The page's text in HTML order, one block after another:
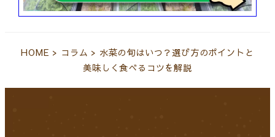
HOME > コラム > 水菜の旬はいつ？選び方のポイントと
美味しく食べるコツを解説